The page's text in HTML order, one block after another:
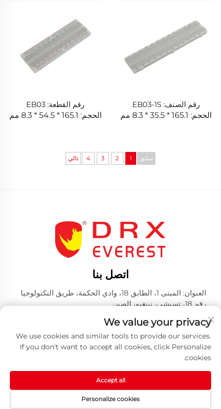
رقم الصنف: EB03-1S
الحجم: 165.1 * 35.5 * 8.3 مم
رقم القطعة: EB03
الحجم: 165.1 * 54.5 * 8.3 مم
سابق 1
2
3
4 تالي
اتصل بنا
العنوان: المبنى 1، الطابق 18، وادي الحكمة، طريق التكنولوجيا
رقم 18، تسيشي، نينغبو، الصين
الهاتف:+86-574-23660321
بريد إلكتروني:[email protected]
حقوق النشر © 2025 من قبل شركة هوانغ شان دريكس للصناعات
المحدودة -سياسة الخصوصية
We value your privacy
We use cookies and similar tools to provide our services.
If you don't want to accept all cookies, click Personalize
cookies.
Personalize cookies
Accept all